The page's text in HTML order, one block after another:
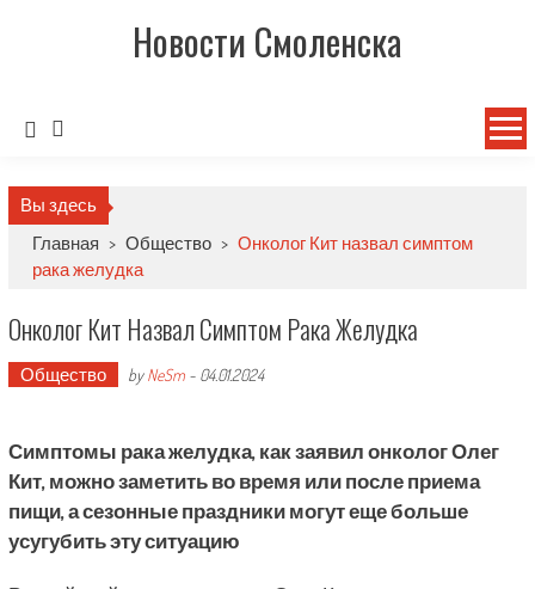
Новости Смоленска
Вы здесь
Главная > Общество > Онколог Кит назвал симптом
рака желудка
Онколог Кит Назвал Симптом Рака Желудка
Общество byNeSm- 04.01.2024
Симптомы рака желудка, как заявил онколог Олег
Кит, можно заметить во время или после приема
пищи, а сезонные праздники могут еще больше
усугубить эту ситуацию